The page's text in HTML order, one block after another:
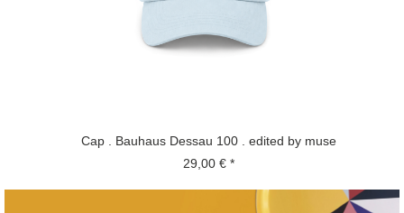
Cap . Bauhaus Dessau 100 . edited by muse
29,00 € *